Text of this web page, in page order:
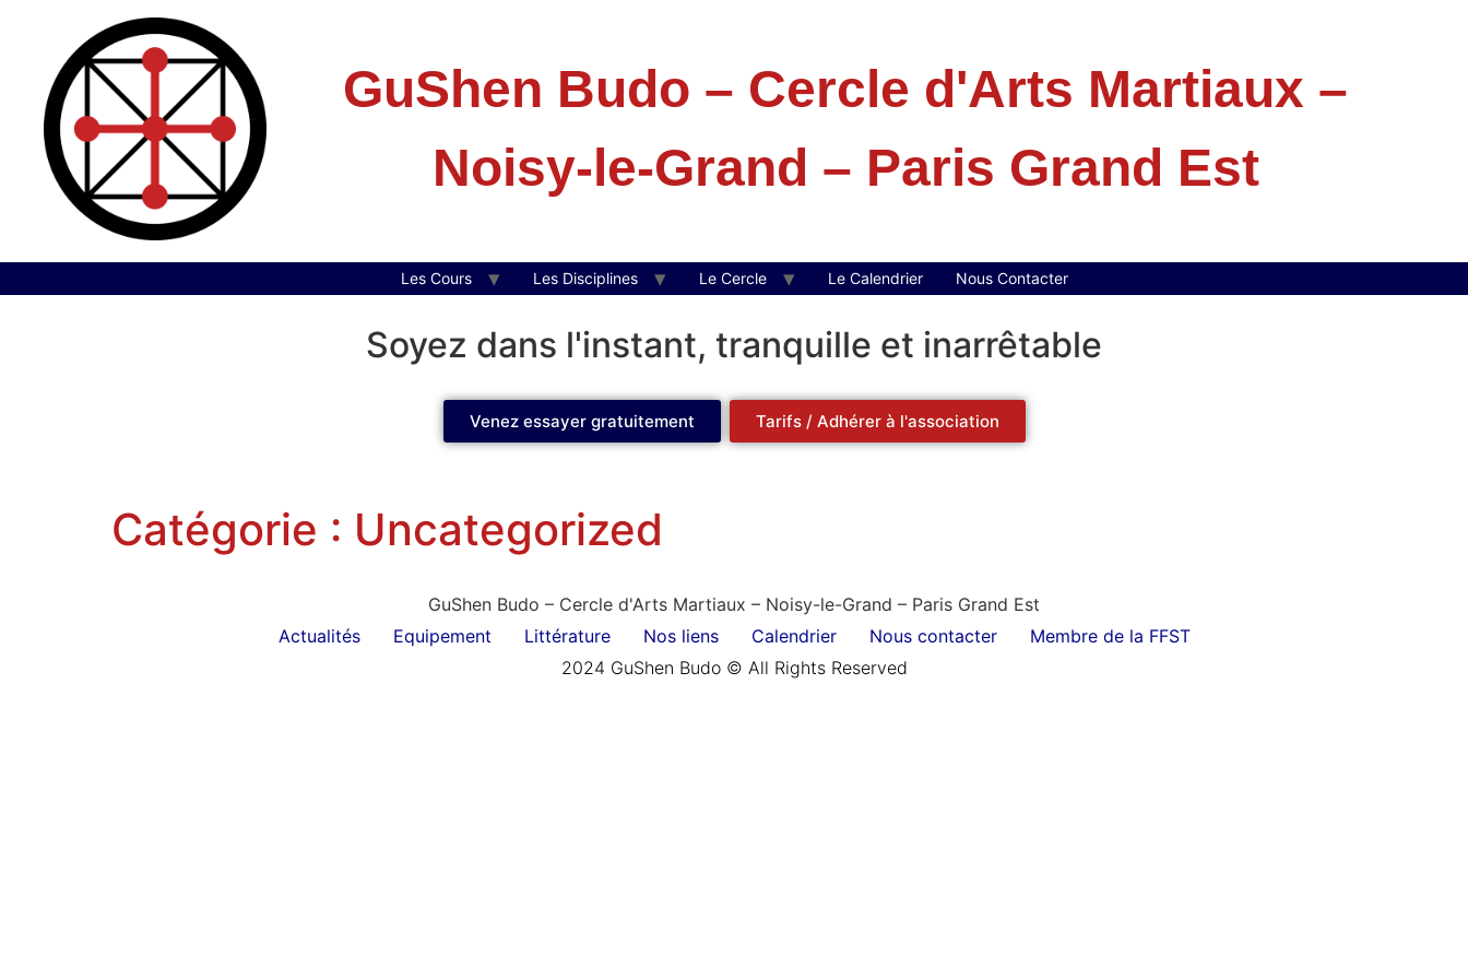
GuShen Budo – Cercle d'Arts Martiaux –
Noisy-le-Grand – Paris Grand Est
Les Cours Les Disciplines Le Cercle Le Calendrier Nous Contacter
Soyez dans l'instant, tranquille et inarrêtable
Venez essayer gratuitement Tarifs / Adhérer à l'association
Catégorie : Uncategorized
GuShen Budo – Cercle d'Arts Martiaux – Noisy-le-Grand – Paris Grand Est
Actualités
Equipement Littérature Nos liens Calendrier Nous contacter
Membre de la FFST
2024 GuShen Budo © All Rights Reserved